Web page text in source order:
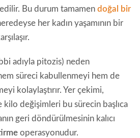
Bu durum tamamen doğal bir
her kadın yaşamının bir
adıyla pitozis) neden
süreci kabullenmeyi hem de
kolaylaştırır. Yer çekimi,
kilo değişimleri bu sürecin başlıca
geri döndürülmesinin kalıcı
operasyonudur.